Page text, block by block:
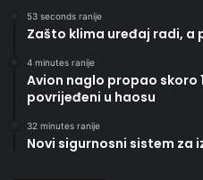
53 seconds ranije
Zašto klima uređaj radi, a
4 minutes ranije
Avion naglo propao skoro
povrijeđeni u haosu
32 minutes ranije
Novi sigurnosni sistem za